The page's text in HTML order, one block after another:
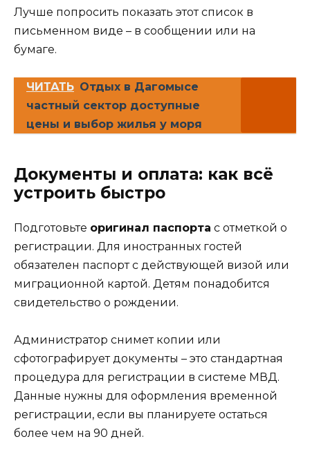
Лучше попросить показать этот список в
письменном виде – в сообщении или на
бумаге.
ЧИТАТЬ Отдых в Дагомысе
частный сектор доступные
цены и выбор жилья у моря
Документы и оплата: как всё
устроить быстро
Подготовьте оригинал паспорта с отметкой о
регистрации. Для иностранных гостей
обязателен паспорт с действующей визой или
миграционной картой. Детям понадобится
свидетельство о рождении.
Администратор снимет копии или
сфотографирует документы – это стандартная
процедура для регистрации в системе МВД.
Данные нужны для оформления временной
регистрации, если вы планируете остаться
более чем на 90 дней.